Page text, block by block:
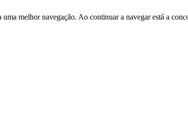
melhor navegação. Ao continuar a navegar está a